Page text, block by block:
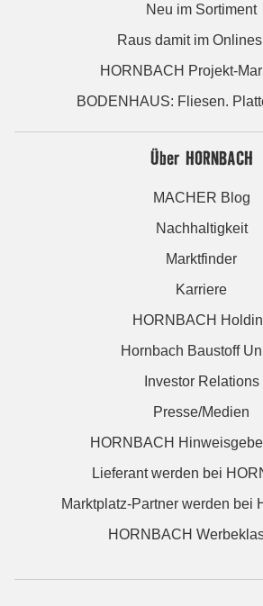
Neu im Sortiment
Raus damit im
HORNBACH Projekt-
BODENHAUS: Fliesen.
Über HORNBACH
MACHER Blog
Nachhaltigkeit
Marktfinder
Karriere
HORNBACH
Hornbach Baustoff
Investor Relations
Presse/Medien
HORNBACH
Lieferant werden bei
Marktplatz-Partner werden bei
HORNBACH